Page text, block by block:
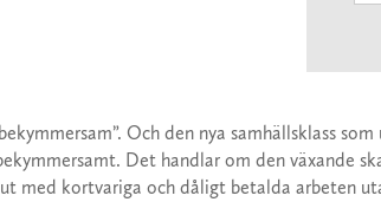
Och den nya samhällsklass
Det handlar om den växande
med kortvariga och dåligt betalda arbeten